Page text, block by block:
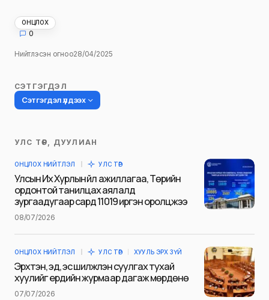
ОНЦЛОХ
0
Нийтлэсэн огноо28/04/2025
СЭТГЭГДЭЛ
Сэтгэгдэл үлдээх
Таны имэйл хаягийг нийтлэхгүй.
тэмдэглэсэн
Name
УЛС ТӨР, ДУУЛИАН
ОНЦЛОХ НИЙТЛЭЛ УЛС ТӨР
Улсын Их Хурлын үйл ажиллагаа, Төрийн
ордонтой танилцах аялалд
зургаадугаар сард 11019 иргэн оролцжээ
08/07/2026
ОНЦЛОХ НИЙТЛЭЛ УЛС ТӨР ХУУЛЬ ЭРХ ЗҮЙ
Эрхтэн, эд, эс шилжүүлэн суулгах тухай
хуулийг ердийн журмаар дагаж мөрдөнө
07/07/2026